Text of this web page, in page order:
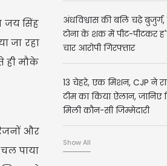
जय सिंह
जा रहा
ही मौके
और
पाया
अंधविश्वास की बलि चढ़े
टोना के शक में पीट-पीटकर
चार आरोपी गिरफ्तार
13 चेहरे, एक मिशन, CJP ने
टीम का किया ऐलान, जानिए
मिली कौन-सी जिम्मेदारी
Show All